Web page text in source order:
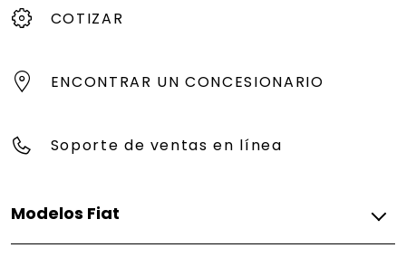
COTIZAR
ENCONTRAR UN CONCESIONARIO
Soporte de ventas en línea
Modelos Fiat